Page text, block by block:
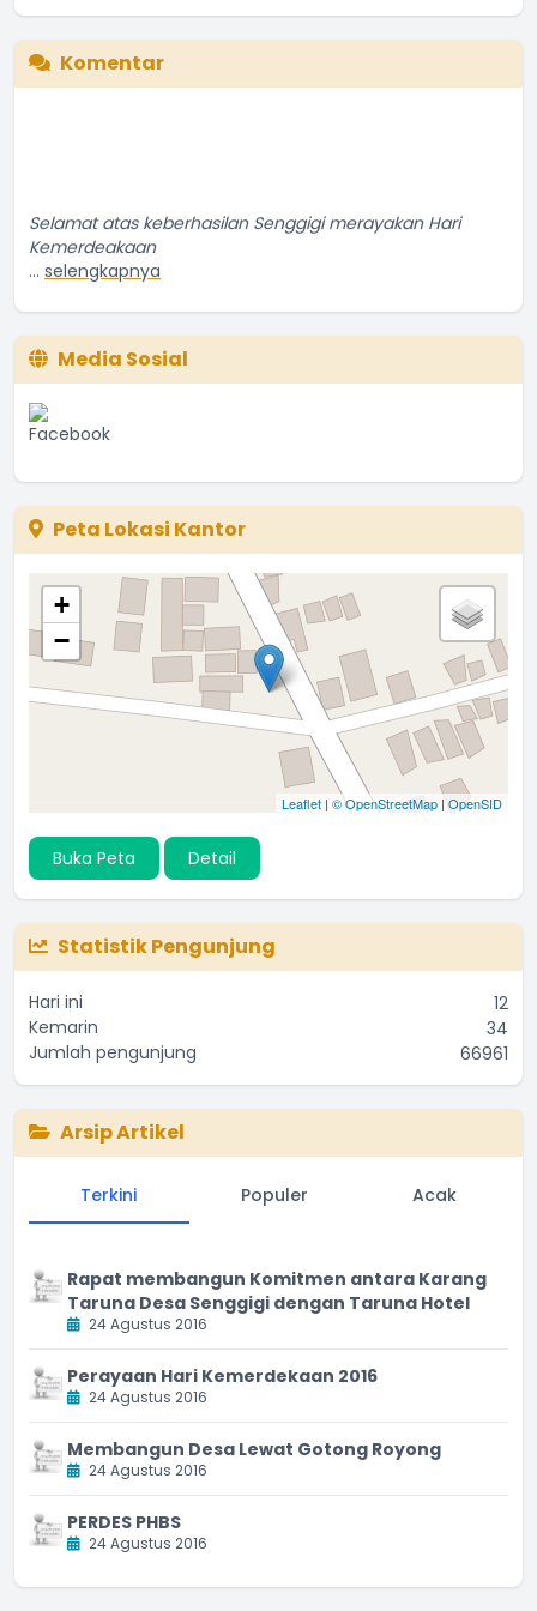
Komentar
Selamat atas keberhasilan Senggigi merayakan Hari
Kemerdeakaan
...selengkapnya
14 September 2016 06:09:16
Media Sosial
Peta Lokasi Kantor
+
−
Leaflet | © OpenStreetMap | OpenSID
Buka Peta Detail
Statistik Pengunjung
Hari ini
12
Kemarin
34
Jumlah pengunjung
66961
Arsip Artikel
Terkini Populer Acak
Rapat membangun Komitmen antara Karang
Taruna Desa Senggigi dengan Taruna Hotel
24 Agustus 2016
Perayaan Hari Kemerdekaan 2016
24 Agustus 2016
Membangun Desa Lewat Gotong Royong
24 Agustus 2016
PERDES PHBS
24 Agustus 2016